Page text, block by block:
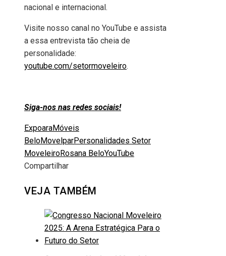
nacional e internacional.
Visite nosso canal no YouTube e assista
a essa entrevista tão cheia de
personalidade:
youtube.com/setormoveleiro.
Siga-nos nas redes sociais!
ExpoaraMóveis
BeloMovelparPersonalidades Setor
MoveleiroRosana BeloYouTube
Compartilhar
VEJA TAMBÉM